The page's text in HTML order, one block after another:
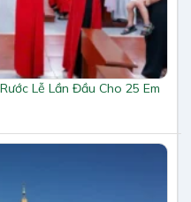
Lễ Lần Đầu Cho 25 Em